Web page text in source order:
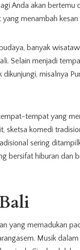
Anda akan bertemu
menambah kesan
banyak
Selain menjadi
misalnya
tempat yang
sketsa komedi
sering
bersifat hiburan dan
yang memadukan
Musik